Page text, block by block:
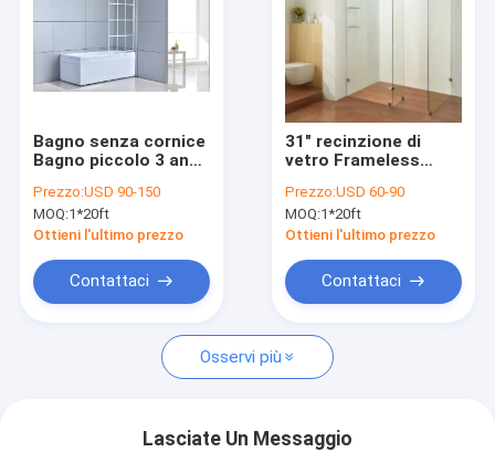
Show VR
Controllo della qualità
Contattaci
Bagno senza cornice
Bagno piccolo 3 anni
Prezzo:USD 90-150
MOQ:1*20ft
Ottieni l'ultimo prezzo
Contattaci
31" recinzione di
vetro Frameless
parteggiata 3 ' di X75
X31»
Prezzo:USD 60-90
MOQ:1*20ft
Ottieni l'ultimo prezzo
Contattaci
Osservi più
Lasciate Un Messaggio